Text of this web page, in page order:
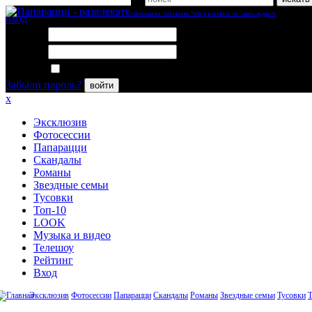
вход
Забыли пароль?
войти
x
Эксклюзив
Фотосессии
Папарацци
Скандалы
Романы
Звездные семьи
Тусовки
Топ-10
LOOK
Музыка и видео
Телешоу
Рейтинг
Вход
Эксклюзив Фотосессии Папарацци Скандалы Романы Звездные семьи Тусовки